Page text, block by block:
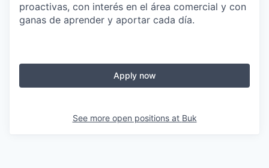
proactivas, con interés en el área comercial y con
ganas de aprender y aportar cada día.
Apply now
See more open positions at Buk